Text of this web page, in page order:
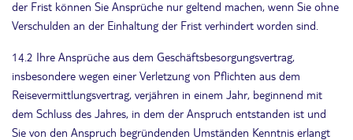
der Frist können Sie Ansprüche nur geltend machen, wenn Sie ohne
Verschulden an der Einhaltung der Frist verhindert worden sind.
14.2 Ihre Ansprüche aus dem Geschäftsbesorgungsvertrag,
insbesondere wegen einer Verletzung von Pflichten aus dem
Reisevermittlungsvertrag, verjähren in einem Jahr, beginnend mit
dem Schluss des Jahres, in dem der Anspruch entstanden ist und
Sie von den Anspruch begründenden Umständen Kenntnis erlangt